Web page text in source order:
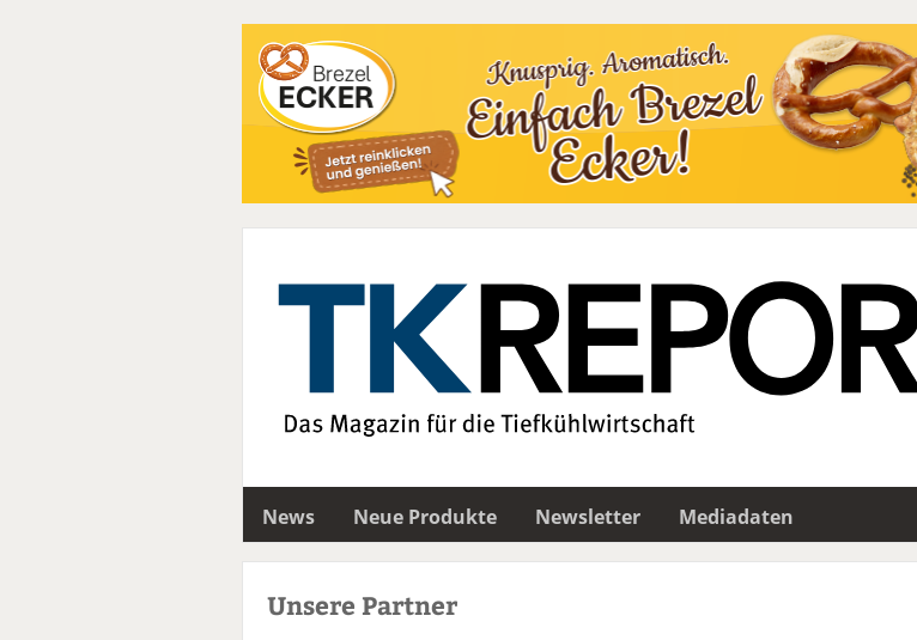
News Neue Produkte Newsletter
Mediadaten
Unsere Partner